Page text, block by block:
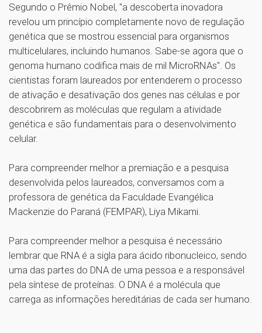
Segundo o Prêmio Nobel, "a descoberta inovadora
revelou um princípio completamente novo de regulação
genética que se mostrou essencial para organismos
multicelulares, incluindo humanos. Sabe-se agora que o
genoma humano codifica mais de mil MicroRNAs". Os
cientistas foram laureados por entenderem o processo
de ativação e desativação dos genes nas células e por
descobrirem as moléculas que regulam a atividade
genética e são fundamentais para o desenvolvimento
celular.
Para compreender melhor a premiação e a pesquisa
desenvolvida pelos laureados, conversamos com a
professora de genética da Faculdade Evangélica
Mackenzie do Paraná (FEMPAR), Liya Mikami.
Para compreender melhor a pesquisa é necessário
lembrar que RNA é a sigla para ácido ribonucleico, sendo
uma das partes do DNA de uma pessoa e a responsável
pela síntese de proteínas. O DNA é a molécula que
carrega as informações hereditárias de cada ser humano.